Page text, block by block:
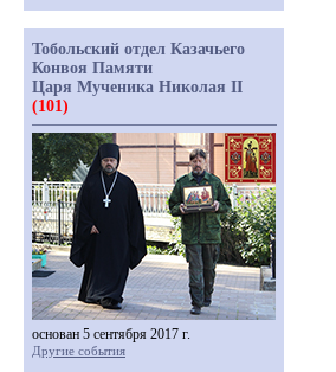
Тобольский отдел Казачьего
Конвоя Памяти
Царя Мученика Николая II
(101)
основан 5 сентября 2017 г.
Другие события